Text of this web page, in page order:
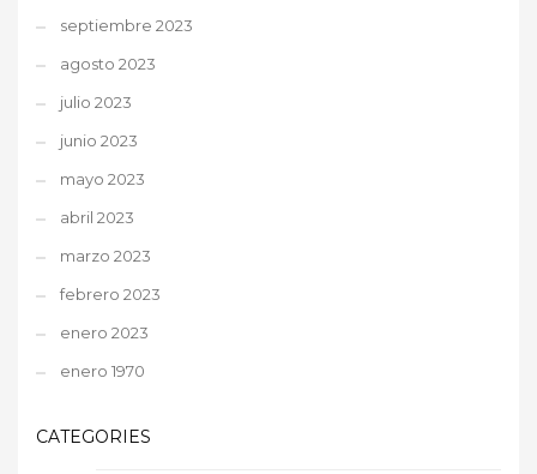
septiembre 2023
agosto 2023
julio 2023
junio 2023
mayo 2023
abril 2023
marzo 2023
febrero 2023
enero 2023
enero 1970
CATEGORIES